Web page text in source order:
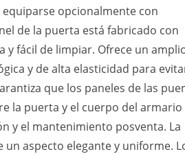
opcionalmente con
de la puerta está fabricado con
y fácil de limpiar. Ofrece un
y de alta elasticidad para
que los paneles de las
la puerta y el cuerpo del armario
y el mantenimiento posventa. La
aspecto elegante y uniforme.